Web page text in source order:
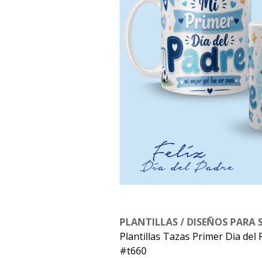
PLANTILLAS / DISEÑOS PARA
Plantillas Tazas Primer Dia del
#t660